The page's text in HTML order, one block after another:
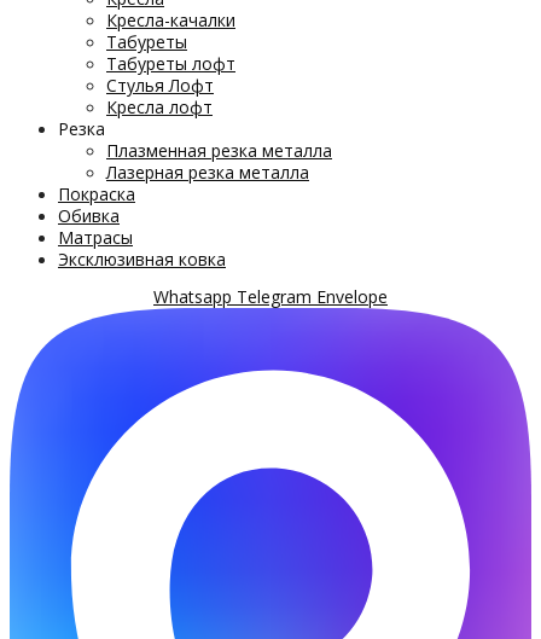
Кресла-качалки
Табуреты
Табуреты лофт
Стулья Лофт
Кресла лофт
Резка
Плазменная резка металла
Лазерная резка металла
Покраска
Обивка
Матрасы
Эксклюзивная ковка
Whatsapp Telegram Envelope